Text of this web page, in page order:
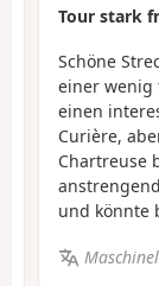
Tour stark
Schöne
einer
einen
Curière,
Chartreuse
und könnte